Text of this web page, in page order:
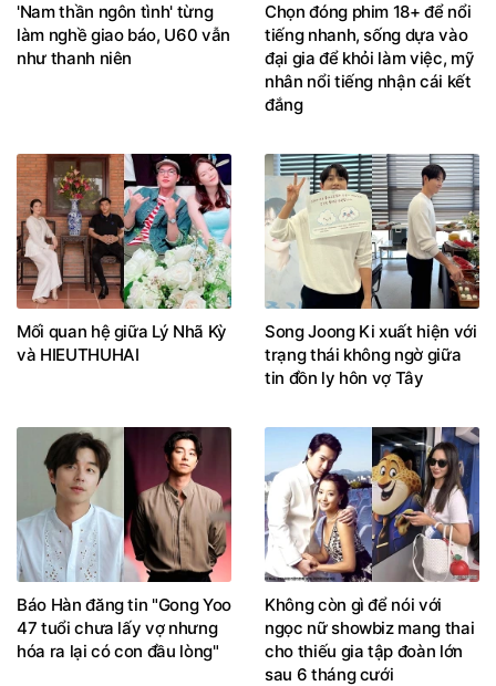
'Nam thần ngôn tình' từng
làm nghề giao báo, U60 vẫn
như thanh niên
Chọn đóng phim 18+ để nổi
tiếng nhanh, sống dựa vào
đại gia để khỏi làm việc, mỹ
nhân nổi tiếng nhận cái kết
đắng
Mối quan hệ giữa Lý Nhã Kỳ
và HIEUTHUHAI
Song Joong Ki xuất hiện với
trạng thái không ngờ giữa
tin đồn ly hôn vợ Tây
Báo Hàn đăng tin "Gong Yoo
47 tuổi chưa lấy vợ nhưng
hóa ra lại có con đầu lòng"
Không còn gì để nói với
ngọc nữ showbiz mang thai
cho thiếu gia tập đoàn lớn
sau 6 tháng cưới